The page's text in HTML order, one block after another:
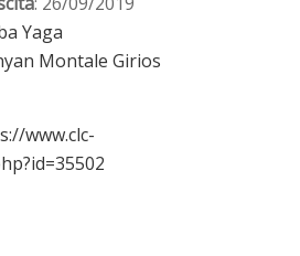
Yaga
Montale Girios
www.clc-